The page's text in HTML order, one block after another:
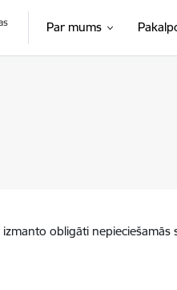
Par mums
obligāti